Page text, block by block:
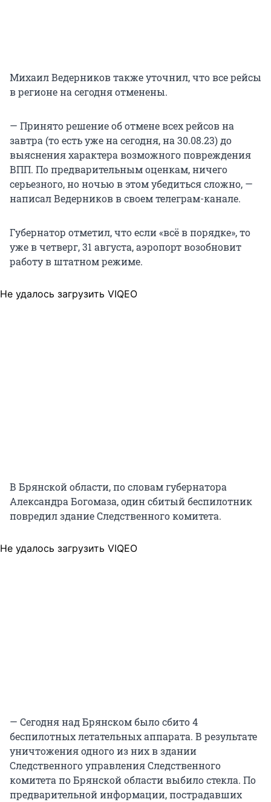
Михаил Ведерников также уточнил, что все рейсы
в регионе на сегодня отменены.
— Принято решение об отмене всех рейсов на
завтра (то есть уже на сегодня, на 30.08.23) до
выяснения характера возможного повреждения
ВПП. По предварительным оценкам, ничего
серьезного, но ночью в этом убедиться сложно, —
написал Ведерников в своем телеграм-канале.
Губернатор отметил, что если «всё в порядке», то
уже в четверг, 31 августа, аэропорт возобновит
работу в штатном режиме.
Не удалось загрузить VIQEO
В Брянской области, по словам губернатора
Александра Богомаза, один сбитый беспилотник
повредил здание Следственного комитета.
Не удалось загрузить VIQEO
— Сегодня над Брянском было сбито 4
беспилотных летательных аппарата. В результате
уничтожения одного из них в здании
Следственного управления Следственного
комитета по Брянской области выбило стекла. По
предварительной информации, пострадавших